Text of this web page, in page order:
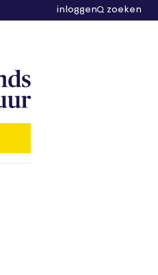
inloggen zoeken